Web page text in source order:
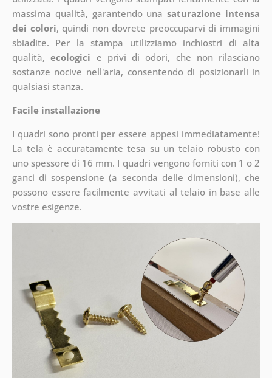
massima qualità, garantendo unasaturazione intensa
dei colori, quindi non dovrete preoccuparvi di immagini
sbiadite. Per la stampa utilizziamo inchiostri di alta
qualità,ecologici e privi di odori, che non rilasciano
sostanze nocive nell'aria, consentendo di posizionarli in
qualsiasi stanza.
Facile installazione
I quadri sono pronti per essere appesi immediatamente!
La tela è accuratamente tesa su un telaio robusto con
uno spessore di 16 mm. I quadri vengono forniti con 1 o 2
ganci di sospensione (a seconda delle dimensioni), che
possono essere facilmente avvitati al telaio in base alle
vostre esigenze.